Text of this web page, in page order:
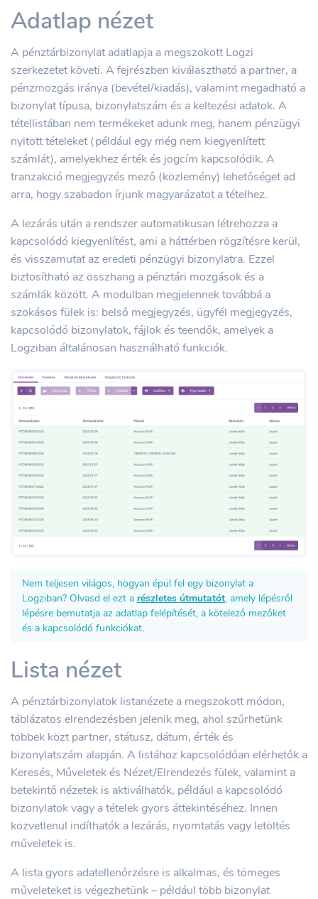
Adatlap nézet
A pénztárbizonylat adatlapja a megszokott Logzi
szerkezetet követi. A fejrészben kiválasztható a partner, a
pénzmozgás iránya (bevétel/kiadás), valamint megadható a
bizonylat típusa, bizonylatszám és a keltezési adatok. A
tétellistában nem termékeket adunk meg, hanem pénzügyi
nyitott tételeket (például egy még nem kiegyenlített
számlát), amelyekhez érték és jogcím kapcsolódik. A
tranzakció megjegyzés mező (közlemény) lehetőséget ad
arra, hogy szabadon írjunk magyarázatot a tételhez.
A lezárás után a rendszer automatikusan létrehozza a
kapcsolódó kiegyenlítést, ami a háttérben rögzítésre kerül,
és visszamutat az eredeti pénzügyi bizonylatra. Ezzel
biztosítható az összhang a pénztári mozgások és a
számlák között. A modulban megjelennek továbbá a
szokásos fülek is: belső megjegyzés, ügyfél megjegyzés,
kapcsolódó bizonylatok, fájlok és teendők, amelyek a
Logziban általánosan használható funkciók.
Nem teljesen világos, hogyan épül fel egy bizonylat a
Logziban? Olvasd el ezt a részletes útmutatót, amely lépésről
lépésre bemutatja az adatlap felépítését, a kötelező mezőket
és a kapcsolódó funkciókat.
Lista nézet
A pénztárbizonylatok listanézete a megszokott módon,
táblázatos elrendezésben jelenik meg, ahol szűrhetünk
többek közt partner, státusz, dátum, érték és
bizonylatszám alapján. A listához kapcsolódóan elérhetők a
Keresés, Műveletek és Nézet/Elrendezés fülek, valamint a
betekintő nézetek is aktiválhatók, például a kapcsolódó
bizonylatok vagy a tételek gyors áttekintéséhez. Innen
közvetlenül indíthatók a lezárás, nyomtatás vagy letöltés
műveletek is.
A lista gyors adatellenőrzésre is alkalmas, és tömeges
műveleteket is végezhetünk – például több bizonylat